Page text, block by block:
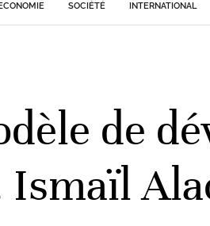
SOCIÉTÉ INTERNATIONAL
de